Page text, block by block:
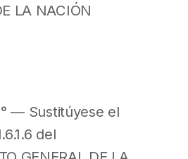
LA NACIÓN
— Sustitúyese el
del